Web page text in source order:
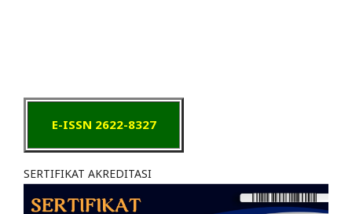
E-ISSN 2622-8327
SERTIFIKAT AKREDITASI